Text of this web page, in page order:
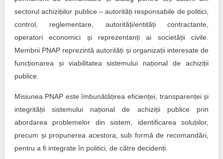
sectorul achizițiilor publice – autorități responsabile de politici,
control, reglementare, autorități/entități contractante,
operatori economici și reprezentanți ai societății civile.
Membrii PNAP reprezintă autorități și organizații interesate de
funcționarea și viabilitatea sistemului național de achiziții
publice.
Misiunea PNAP este îmbunătățirea eficienței, transparenței și
integrității sistemului național de achiziții publice prin
abordarea problemelor din sistem, identificarea soluțiilor,
precum și propunerea acestora, sub formă de recomandări,
pentru a fi integrate în politici, de către decidenți.